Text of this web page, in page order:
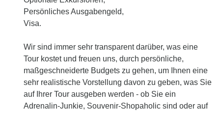
Persönliches Ausgabengeld,
Visa.
Wir sind immer sehr transparent darüber, was eine
Tour kostet und freuen uns, durch persönliche,
maßgeschneiderte Budgets zu gehen, um Ihnen eine
sehr realistische Vorstellung davon zu geben, was Sie
auf Ihrer Tour ausgeben werden - ob Sie ein
Adrenalin-Junkie, Souvenir-Shopaholic sind oder auf